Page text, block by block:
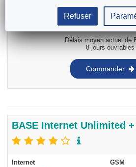
55€/mois
Activation & installation89
Délais moyen actuel de
8 jours ouvrables
Commander
BASE Internet Unlimited
Internet
GSM
Refuser